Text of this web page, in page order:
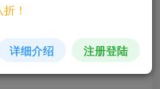
！
详细介绍 注册登陆